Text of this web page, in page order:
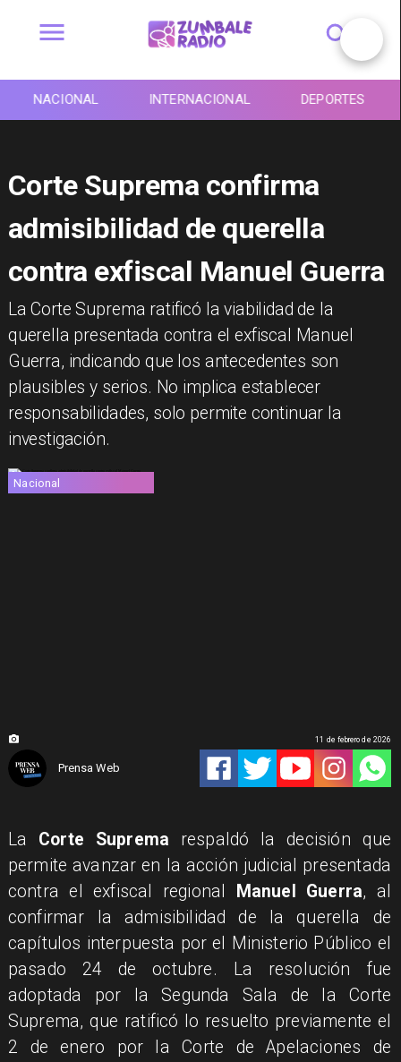
NACIONAL INTERNACIONAL DEPORTES
Corte Suprema confirma
admisibilidad de querella
contra exfiscal Manuel Guerra
La Corte Suprema ratificó la viabilidad de la
querella presentada contra el exfiscal Manuel
Guerra, indicando que los antecedentes son
plausibles y serios. No implica establecer
responsabilidades, solo permite continuar la
investigación.
Nacional
Prensa Web
11 de febrero de 2026
La Corte Suprema respaldó la decisión que
permite avanzar en la acción judicial presentada
contra el exfiscal regional
Manuel Guerra, al
confirmar la admisibilidad de la querella de
capítulos interpuesta por el Ministerio Público el
pasado 24 de octubre. La resolución fue
adoptada por la Segunda Sala de la Corte
Suprema, que ratificó lo resuelto previamente el
2 de enero por la Corte de Apelaciones de